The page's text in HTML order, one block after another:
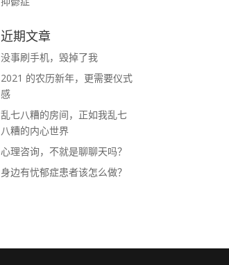
近期文章
没事刷手机，毁掉了我
2021 的农历新年，更需要仪式
感
乱七八糟的房间，正如我乱七
八糟的内心世界
心理咨询，不就是聊聊天吗？
身边有忧郁症患者该怎么做？